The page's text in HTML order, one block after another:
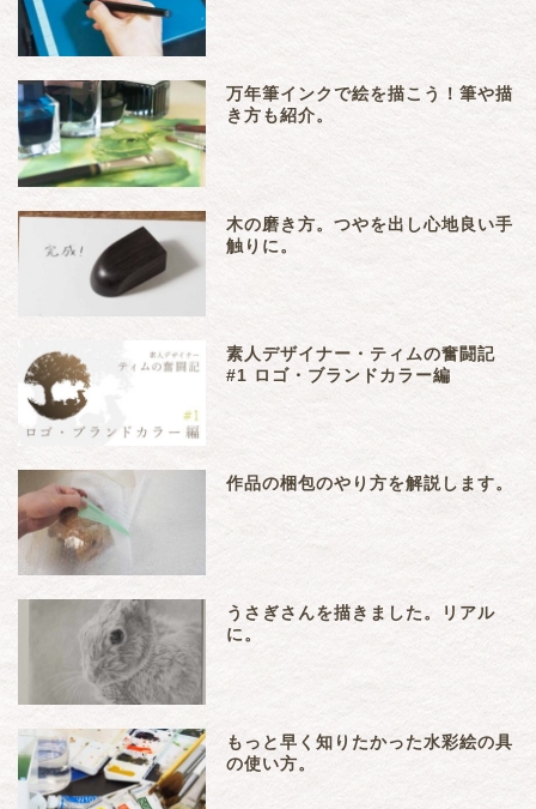
万年筆インクで絵を描こう！筆や描
き方も紹介。
木の磨き方。つやを出し心地良い手
触りに。
素人デザイナー・ティムの奮闘記
#1 ロゴ・ブランドカラー編
作品の梱包のやり方を解説します。
うさぎさんを描きました。リアル
に。
もっと早く知りたかった水彩絵の具
の使い方。